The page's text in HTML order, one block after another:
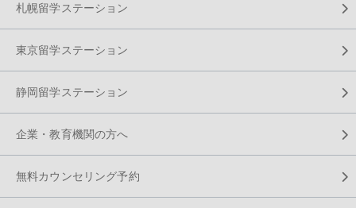
札幌留学ステーション
東京留学ステーション
静岡留学ステーション
企業・教育機関の方へ
無料カウンセリング予約